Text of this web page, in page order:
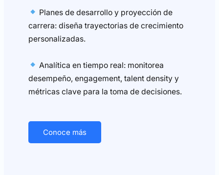
Planes de desarrollo y proyección de
carrera: diseña trayectorias de crecimiento
personalizadas.
Analítica en tiempo real: monitorea
desempeño, engagement, talent density y
métricas clave para la toma de decisiones.
Conoce más